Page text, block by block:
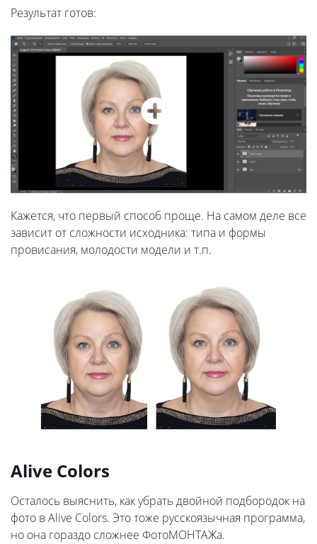
Результат готов:
Кажется, что первый способ проще. На самом деле все
зависит от сложности исходника: типа и формы
провисания, молодости модели и т.п.
Alive Colors
Осталось выяснить, как убрать двойной подбородок на
фото в Alive Colors. Это тоже русскоязычная программа,
но она гораздо сложнее ФотоМОНТАЖа.